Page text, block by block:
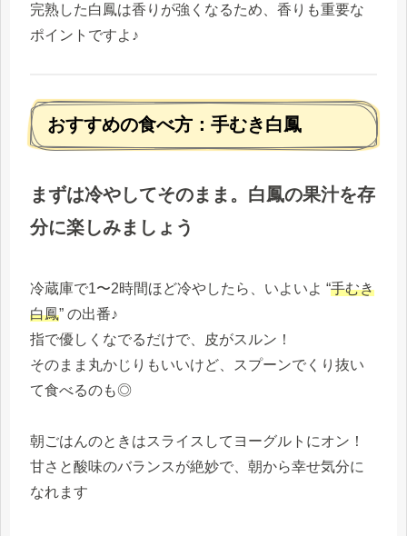
完熟した白鳳は香りが強くなるため、香りも重要な
ポイントですよ♪
おすすめの食べ方：手むき白鳳
まずは冷やしてそのまま。白鳳の果汁を存
分に楽しみましょう
冷蔵庫で1〜2時間ほど冷やしたら、いよいよ “手むき
白鳳” の出番♪
指で優しくなでるだけで、皮がスルン！
そのまま丸かじりもいいけど、スプーンでくり抜い
て食べるのも◎
朝ごはんのときはスライスしてヨーグルトにオン！
甘さと酸味のバランスが絶妙で、朝から幸せ気分に
なれます